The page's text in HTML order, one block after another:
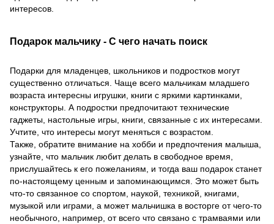
интересов.
Подарок мальчику - С чего начать поиск
Подарки для младенцев, школьников и подростков могут
существенно отличаться. Чаще всего мальчикам младшего
возраста интересны игрушки, книги с яркими картинками,
конструкторы. А подростки предпочитают технические
гаджеты, настольные игры, книги, связанные с их интересами.
Учтите, что интересы могут меняться с возрастом.
Также, обратите внимание на хобби и предпочтения малыша,
узнайте, что мальчик любит делать в свободное время,
прислушайтесь к его пожеланиям, и тогда ваш подарок станет
по-настоящему ценным и запоминающимся. Это может быть
что-то связанное со спортом, наукой, техникой, книгами,
музыкой или играми, а может мальчишка в восторге от чего-то
необычного, например, от всего что связано с трамваями или